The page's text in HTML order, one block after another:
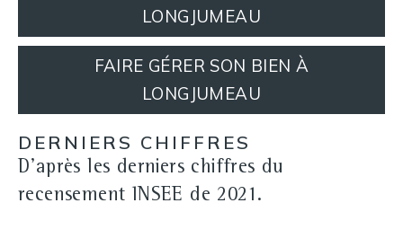
LONGJUMEAU
FAIRE GÉRER SON BIEN À
LONGJUMEAU
DERNIERS CHIFFRES
D'après les derniers chiffres du
recensement INSEE de 2021.